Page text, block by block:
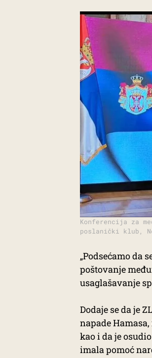
Konferencija za
poslanički klub,
„Podsećamo da
poštovanje
usaglašavanje
Dodaje se da je
napade
kao i da je
imala pomoć